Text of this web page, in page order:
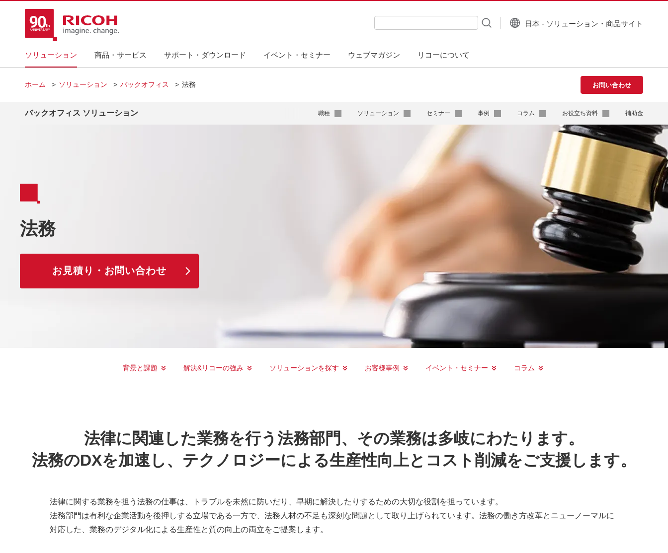
ソリューション 商品・サービス サポート・ダウンロード イベント・セミナー ウェブマガジン リコーについて
検索キーワード入力
日本 - ソリューション・商品サイト
ホーム ソリューション バックオフィス 法務 お問い合わせ
バックオフィス ソリューション 職種 ソリューション セミナー 事例 コラム お役立ち資料 補助金
法務
お見積り・お問い合わせ
背景と課題 解決&リコーの強み ソリューションを探す お客様事例 イベント・セミナー コラム
法律に関連した業務を行う法務部門、その業務は多岐にわたります。
法務のDXを加速し、テクノロジーによる生産性向上とコスト削減をご支援します。
法律に関する業務を担う法務の仕事は、トラブルを未然に防いだり、早期に解決したりするための大切な役割を担っています。
法務部門は有利な企業活動を後押しする立場である一方で、法務人材の不足も深刻な問題として取り上げられています。法務の働き方改革とニューノーマルに
対応した、業務のデジタル化による生産性と質の向上の両立をご提案します。